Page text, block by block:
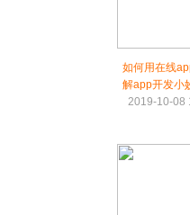
如何用在线
解app开发小
2019-10-08